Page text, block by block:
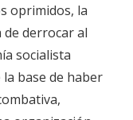
oprimidos, la
derrocar al
socialista
base de haber